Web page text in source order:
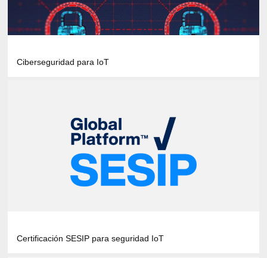
Ciberseguridad para IoT
Certificación SESIP para seguridad IoT